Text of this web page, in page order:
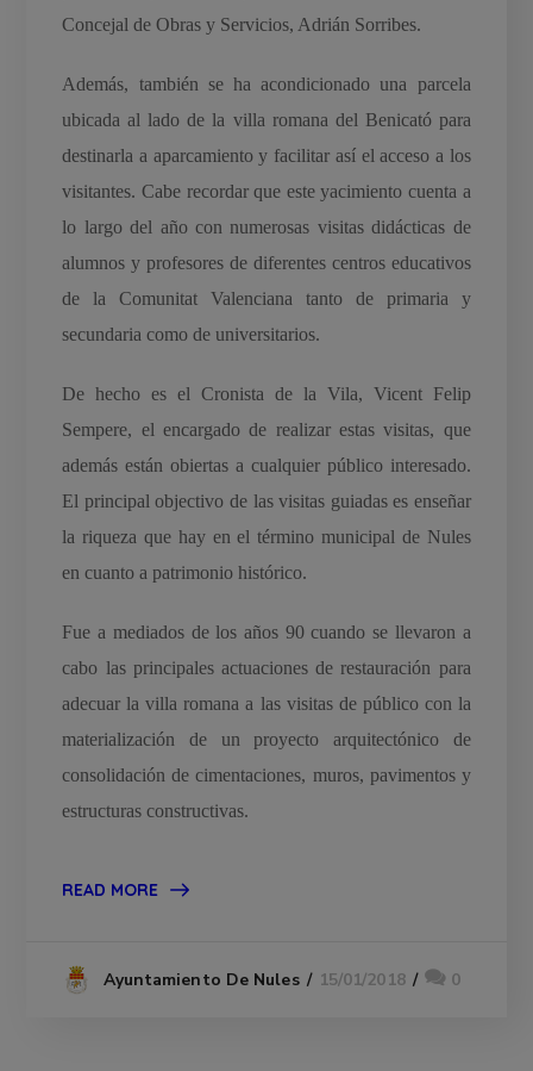
Concejal de Obras y Servicios, Adrián Sorribes.
Además, también se ha acondicionado una parcela
ubicada al lado de la villa romana del Benicató para
destinarla a aparcamiento y facilitar así el acceso a los
visitantes. Cabe recordar que este yacimiento cuenta a
lo largo del año con numerosas visitas didácticas de
alumnos y profesores de diferentes centros educativos
de la Comunitat Valenciana tanto de primaria y
secundaria como de universitarios.
De hecho es el Cronista de la Vila, Vicent Felip
Sempere, el encargado de realizar estas visitas, que
además están obiertas a cualquier público interesado.
El principal objectivo de las visitas guiadas es enseñar
la riqueza que hay en el término municipal de Nules
en cuanto a patrimonio histórico.
Fue a mediados de los años 90 cuando se llevaron a
cabo las principales actuaciones de restauración para
adecuar la villa romana a las visitas de público con la
materialización de un proyecto arquitectónico de
consolidación de cimentaciones, muros, pavimentos y
estructuras constructivas.
READ MORE
Ayuntamiento De Nules 15/01/2018 0